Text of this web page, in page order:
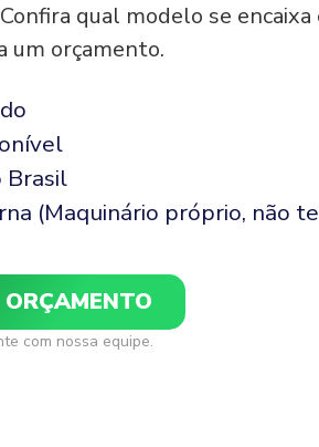
qual modelo se encaixa
um orçamento.
Brasil
(Maquinário próprio, não
com nossa equipe.